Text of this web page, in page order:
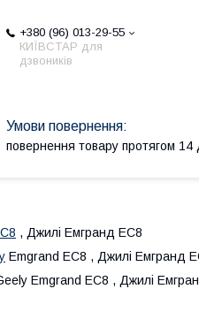
+380 (96) 013-29-55
КИЇВСТАР для
дзвоників
повернення товару протягом 14
, Джилі Емгранд ЕС8
Emgrand EC8 , Джилі Емгранд
Emgrand EC8 , Джилі